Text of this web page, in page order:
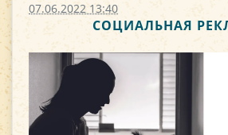
07.06.2022 13:40
СОЦИАЛЬНАЯ